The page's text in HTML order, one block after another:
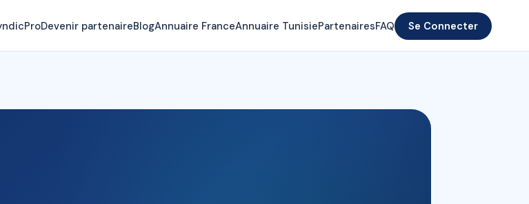
Devenir partenaireBlogAnnuaire FranceAnnuaire TunisiePartenairesFAQ Se Connecter